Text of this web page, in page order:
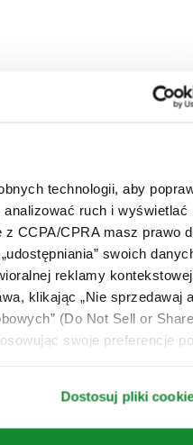
technologii, aby
ruch i wyświetlać
CCPA/CPRA masz prawo
swoich
reklamy
klikając „Nie sprzedawaj
(Do Not Sell or
swoje preferencje
Dostosuj pliki
informacje